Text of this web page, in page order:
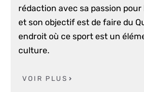
rédaction avec sa passion pour
et son objectif est de faire du
endroit où ce sport est un
culture.
VOIR PLUS